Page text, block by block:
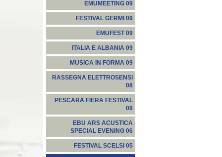
EMUMEETING 09
FESTIVAL GERMI 09
EMUFEST 09
ITALIA E ALBANIA 09
MUSICA IN FORMA 09
RASSEGNA ELETTROSENSI
08
PESCARA FIERA FESTIVAL
08
EBU ARS ACUSTICA
SPECIAL EVENING 06
FESTIVAL SCELSI 05